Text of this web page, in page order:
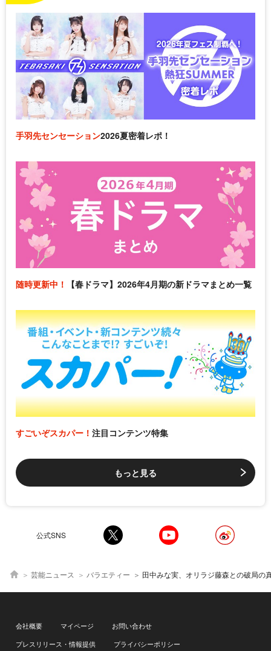
手羽先センセーション2026夏密着レポ！
随時更新中！ 【春ドラマ】2026年4月期の新ドラマまとめ一覧
すごいぞスカパー！ 注目コンテンツ特集
もっと見る
公式SNS
芸能ニュース バラエティー 田中みな実、オリラジ藤森との破局の
会社概要 マイページ
お問い合わせ
プレスリリース・情報提供
プライバシーポリシー